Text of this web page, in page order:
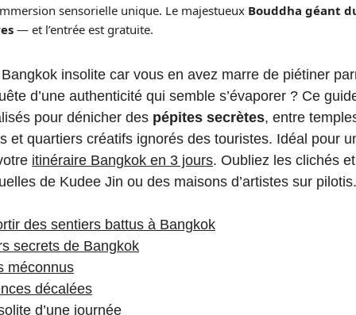
sensorielle unique. Le majestueux Bouddha géant
— et l’entrée est gratuite.
insolite car vous en avez marre de piétiner
d’une authenticité qui semble s’évaporer ? Ce
pour dénicher des pépites secrètes, entre
et quartiers créatifs ignorés des touristes. Idéal pour
itinéraire Bangkok en 3 jours. Oubliez les clichés
de Kudee Jin ou des maisons d’artistes sur pilotis.
des sentiers battus à Bangkok
secrets de Bangkok
méconnus
décalées
d’une journée